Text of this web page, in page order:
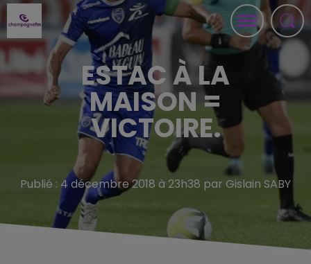
ESTAC À LA
MAISON =
VICTOIRE.
Publié : 4 décembre 2018 à 23h38 par Gislain SABY